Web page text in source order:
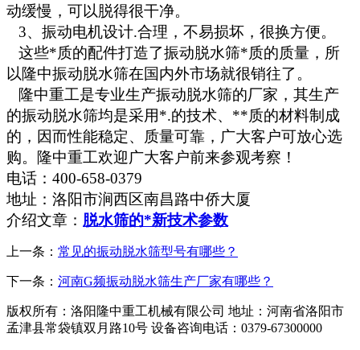
动缓慢，可以脱得很干净。
3、振动电机设计.合理，不易损坏，很换方便。
这些*质的配件打造了振动脱水筛*质的质量，所
以隆中振动脱水筛在国内外市场就很销往了。
隆中重工是专业生产振动脱水筛的厂家，其生产
的振动脱水筛均是采用*.的技术、**质的材料制成
的，因而性能稳定、质量可靠，广大客户可放心选
购。隆中重工欢迎广大客户前来参观考察！
电话：400-658-0379
地址：洛阳市涧西区南昌路中侨大厦
介绍文章： 脱水筛的*新技术参数
上一条： 常见的振动脱水筛型号有哪些？
下一条： 河南G频振动脱水筛生产厂家有哪些？
版权所有：洛阳隆中重工机械有限公司 地址：河南省洛阳市
孟津县常袋镇双月路10号 设备咨询电话：0379-67300000